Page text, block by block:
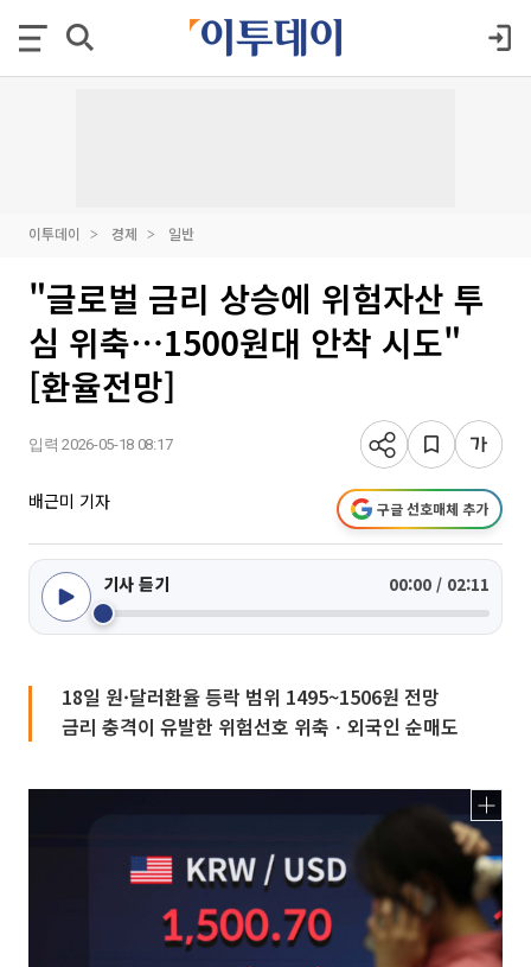
이투데이 경제 일반
"글로벌 금리 상승에 위험자산 투
심 위축⋯1500원대 안착 시도"
[환율전망]
입력 2026-05-18 08:17
배근미 기자 구글 선호매체 추가
기사 듣기 00:00 / 02:11
18일 원·달러환율 등락 범위 1495~1506원 전망
금리 충격이 유발한 위험선호 위축ㆍ외국인 순매도